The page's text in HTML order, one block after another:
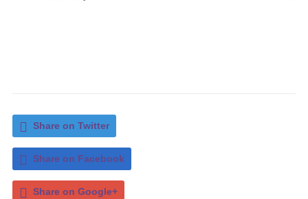
Share on Twitter
Share on Facebook
Share on Google+